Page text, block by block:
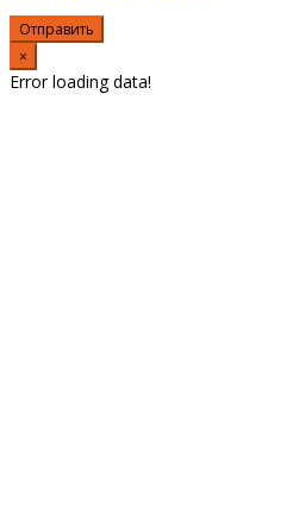
Отправить
×
Error loading data!